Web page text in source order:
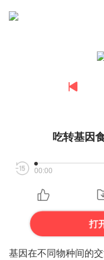
吃转基因
00:00
打
基因在不同物种间的